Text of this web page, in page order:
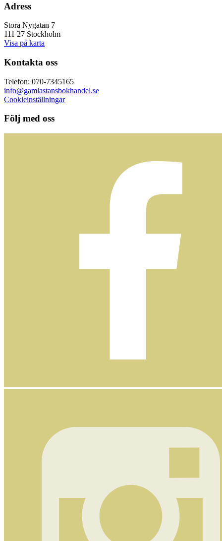
Adress
Stora Nygatan 7
111 27 Stockholm
Visa på karta
Kontakta oss
Telefon: 070-7345165
info@gamlastansbokhandel.se
Cookieinställningar
Följ med oss